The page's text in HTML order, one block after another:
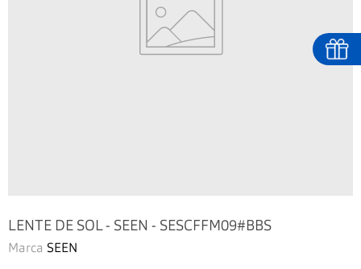
LENTE DE SOL - SEEN - SESCFFM09#BBS
Marca SEEN